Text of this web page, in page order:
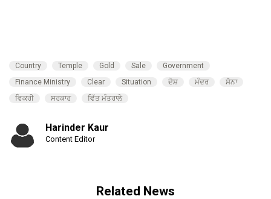
Country Temple Gold Sale
Government
Finance Ministry
Clear Situation ਦੇਸ਼ ਮੰਦਰ
ਸੋਨਾ
ਵਿਕਰੀ
ਸਰਕਾਰ ਵਿੱਤ ਮੰਤਰਾਲੇ
Harinder Kaur
Content Editor
Related News